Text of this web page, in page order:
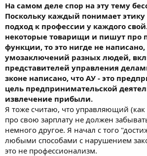
На самом деле спор на эту тему
Поскольку каждый понимает этику
подход к профессии у каждого
некоторые товарищи и пишут про
функции, то это нигде не написано,
умозаключений разных людей,
представителей управления
зконе написано, что АУ - это
цель предпринимательской
извлечение прибыли.
Я тоже считаю, что управляющий
про свою зарплату не должен
немного другое. Я начал с того
любыми способами с нарушением
это не профессионализм.